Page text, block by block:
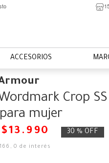
ACCESORIOS
Crop
mujer
$13 . 990 30 % OFF
,0 de interés